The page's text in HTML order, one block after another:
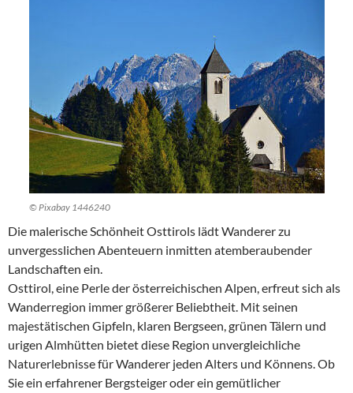
© Pixabay 1446240
Die malerische Schönheit Osttirols lädt Wanderer zu
unvergesslichen Abenteuern inmitten atemberaubender
Landschaften ein.
Osttirol, eine Perle der österreichischen Alpen, erfreut sich als
Wanderregion immer größerer Beliebtheit. Mit seinen
majestätischen Gipfeln, klaren Bergseen, grünen Tälern und
urigen Almhütten bietet diese Region unvergleichliche
Naturerlebnisse für Wanderer jeden Alters und Könnens. Ob
Sie ein erfahrener Bergsteiger oder ein gemütlicher